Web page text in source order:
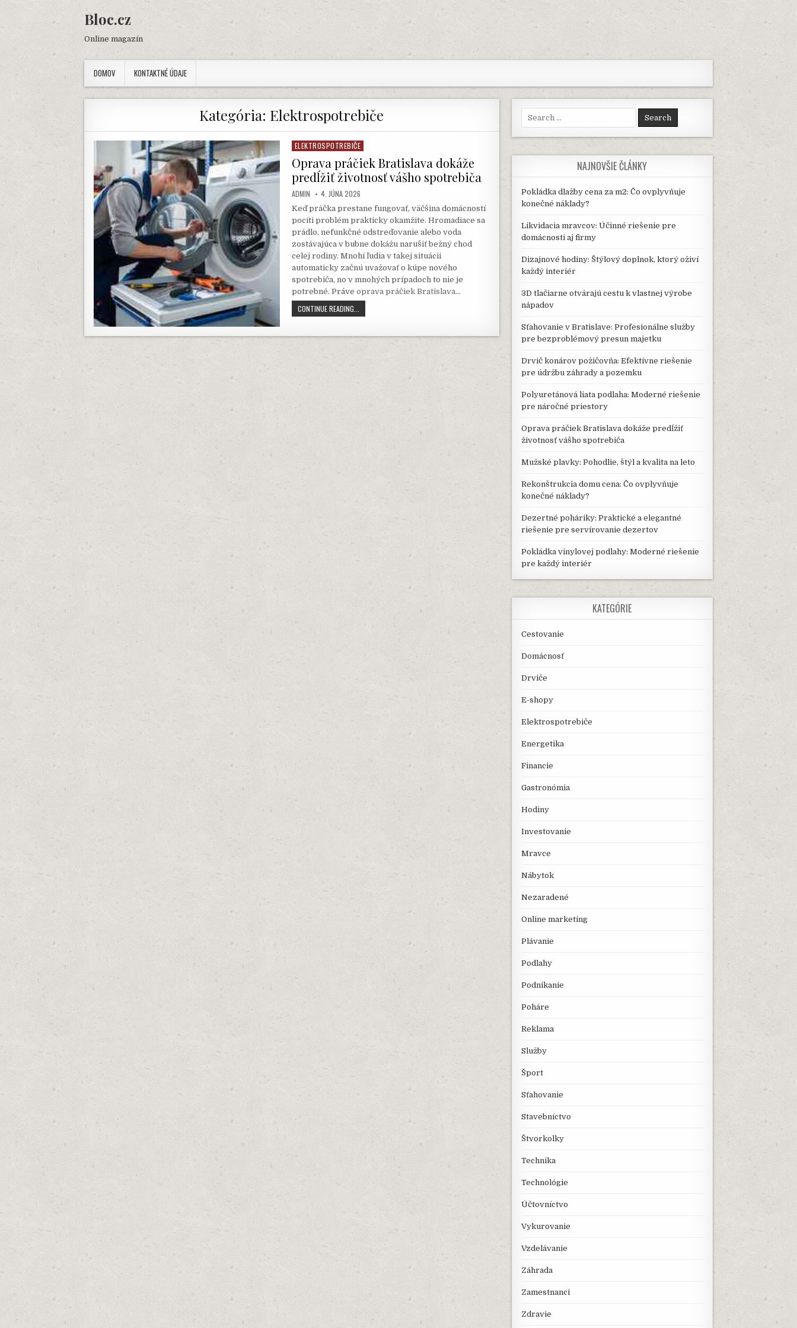
content
Bloc.cz
Online magazín
DOMOV KONTAKTNÉ ÚDAJE
Kategória: Elektrospotrebiče
Posted
in
ELEKTROSPOTREBIČE
Oprava práčiek Bratislava dokáže
predĺžiť životnosť vášho spotrebiča
AUTHOR:
ADMIN PUBLISHED
DATE:
4. JÚNA 2026
Keď práčka prestane fungovať, väčšina domácností
pocíti problém prakticky okamžite. Hromadiace sa
prádlo, nefunkčné odstreďovanie alebo voda
zostávajúca v bubne dokážu narušiť bežný chod
celej rodiny. Mnohí ľudia v takej situácii
automaticky začnú uvažovať o kúpe nového
spotrebiča, no v mnohých prípadoch to nie je
potrebné. Práve oprava práčiek Bratislava…
CONTINUE READING...
PRÁČIEK
DOKÁŽE
Search
for:
NAJNOVŠIE ČLÁNKY
Pokládka dlažby cena za m2: Čo ovplyvňuje
konečné náklady?
Likvidacia mravcov: Účinné riešenie pre
domácnosti aj firmy
Dizajnové hodiny: Štýlový doplnok, ktorý oživí
každý interiér
3D tlačiarne otvárajú cestu k vlastnej výrobe
nápadov
Sťahovanie v Bratislave: Profesionálne služby
pre bezproblémový presun majetku
Drvič konárov požičovňa: Efektívne riešenie
pre údržbu záhrady a pozemku
Polyuretánová liata podlaha: Moderné riešenie
pre náročné priestory
Oprava práčiek Bratislava dokáže predĺžiť
životnosť vášho spotrebiča
Mužské plavky: Pohodlie, štýl a kvalita na leto
Rekonštrukcia domu cena: Čo ovplyvňuje
konečné náklady?
Dezertné poháriky: Praktické a elegantné
riešenie pre servírovanie dezertov
Pokládka vinylovej podlahy: Moderné riešenie
pre každý interiér
KATEGÓRIE
Cestovanie
Domácnosť
Drviče
E-shopy
Elektrospotrebiče
Energetika
Financie
Gastronómia
Hodiny
Investovanie
Mravce
Nábytok
Nezaradené
Online marketing
Plávanie
Podlahy
Podnikanie
Poháre
Reklama
Služby
Šport
Sťahovanie
Stavebníctvo
Štvorkolky
Technika
Technológie
Účtovníctvo
Vykurovanie
Vzdelávanie
Záhrada
Zamestnanci
Zdravie